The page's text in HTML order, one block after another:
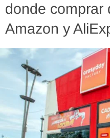
donde comprar
Amazon y